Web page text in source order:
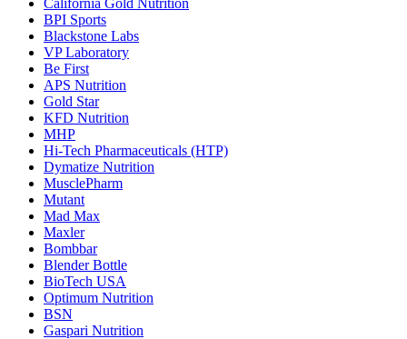
BPI Sports
Blackstone Labs
VP Laboratory
Be First
APS Nutrition
Gold Star
KFD Nutrition
MHP
Hi-Tech Pharmaceuticals (HTP)
Dymatize Nutrition
MusclePharm
Mutant
Mad Max
Maxler
Bombbar
Blender Bottle
BioTech USA
Optimum Nutrition
BSN
Gaspari Nutrition